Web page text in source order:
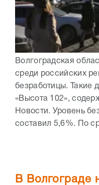
Волгоградская
среди российских
безработицы. Такие
«Высота 102»,
Новости. Уровень
составил 5,6%. По
В Волгограде